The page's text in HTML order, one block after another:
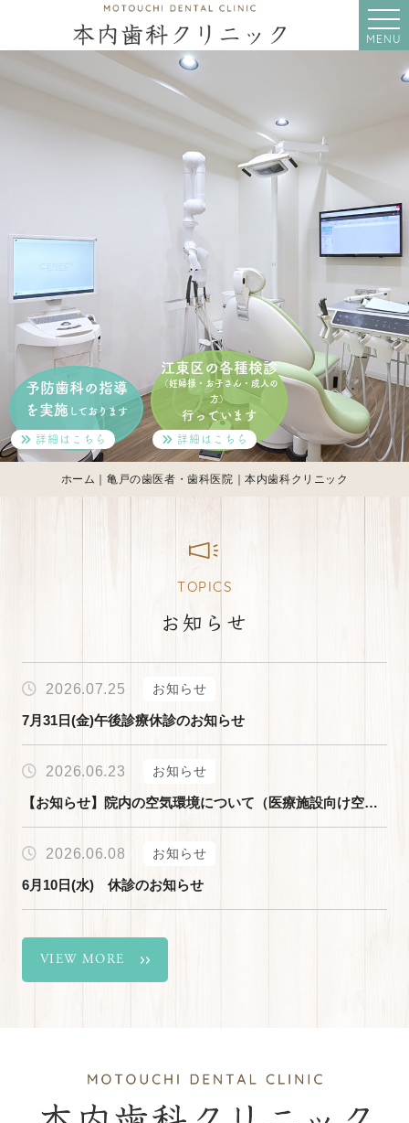
MENU
ホーム｜亀戸の歯医者・歯科医院｜本内歯科クリニック
予防歯科の指導
を実施 しております
詳細はこちら
江東区の各種検診
（妊婦様・お子さん・成人の
方）
行っています
詳細はこちら
TOPICS
お知らせ
2026.07.25 お知らせ
7月31日(金)午後診療休診のお知らせ
2026.06.23 お知らせ
【お知らせ】院内の空気環境について（医療施設向け空気清浄機の導入）
2026.06.08 お知らせ
6月10日(水) 休診のお知らせ
VIEW MORE